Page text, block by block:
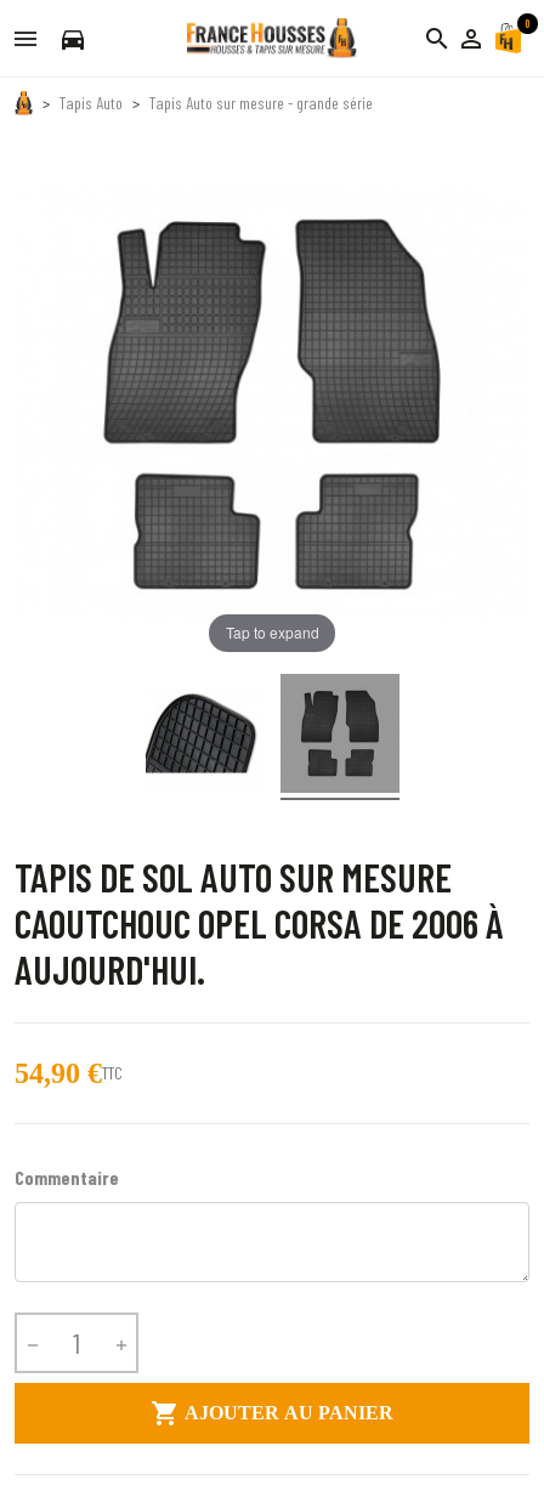
directions_car search person_outline
0
Tapis Auto Tapis Auto sur mesure - grande série
Tap to expand
TAPIS DE SOL AUTO SUR MESURE
CAOUTCHOUC OPEL CORSA DE 2006 À
AUJOURD'HUI.
54,90 €TTC
Commentaire
 
 AJOUTER AU PANIER